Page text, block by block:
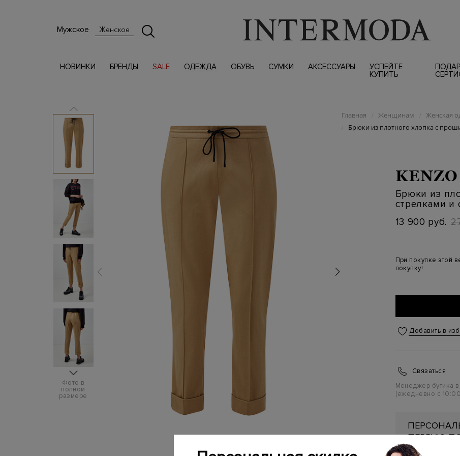
Мужское Женское
НОВИНКИ БРЕНДЫ SALE ОДЕЖДА ОБУВЬ СУМКИ АКСЕССУАРЫ
УСПЕЙТЕ
КУПИТЬ
Фото в
полном
размере
Главная / Женщинам / Женская
/ Брюки из плотного хлопка с
KENZO
Брюки из
стрелками и
13 900 руб.
При покупке этой
покупку!
Добавить в
Связаться
Менеджер бутика в
(ежедневно с
ПЕРВУЮ
Подробнее